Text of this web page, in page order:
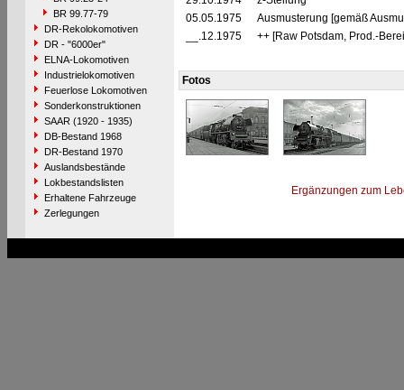
BR 99.77-79
DR-Rekolokomotiven
DR - "6000er"
ELNA-Lokomotiven
Industrielokomotiven
Feuerlose Lokomotiven
Sonderkonstruktionen
SAAR (1920 - 1935)
DB-Bestand 1968
DR-Bestand 1970
Auslandsbestände
Lokbestandslisten
Erhaltene Fahrzeuge
Zerlegungen
05.05.1975
Ausmusterung [gemäß
__.12.1975
++ [Raw Potsdam, Prod.-
Fotos
Ergänzungen zum